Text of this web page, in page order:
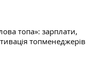
топа»: зарплати,
топменеджерів